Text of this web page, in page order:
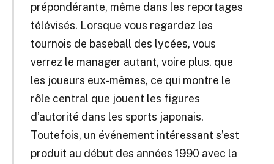
prépondérante, même dans les reportages
télévisés. Lorsque vous regardez les
tournois de baseball des lycées, vous
verrez le manager autant, voire plus, que
les joueurs eux-mêmes, ce qui montre le
rôle central que jouent les figures
d’autorité dans les sports japonais.
Toutefois, un événement intéressant s’est
produit au début des années 1990 avec la